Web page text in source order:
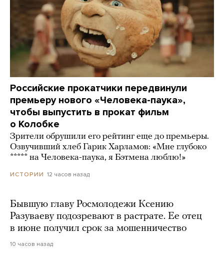
Российские прокатчики передвинули
премьеру нового «Человека-паука»,
чтобы выпустить в прокат фильм
о Колобке
Зрители обрушили его рейтинг еще до премьеры.
Озвучивший хлеб Гарик Харламов: «Мне глубоко
***** на Человека-паука, я Бэтмена люблю!»
ИСТОРИИ 12 часов назад
Бывшую главу Росмолодежи Ксению
Разуваеву подозревают в растрате. Ее отец
в июне получил срок за мошенничество
10 часов назад